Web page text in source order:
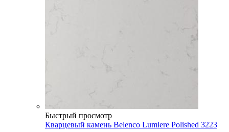
Быстрый просмотр
Кварцевый камень Belenco Lumiere Polished 3223